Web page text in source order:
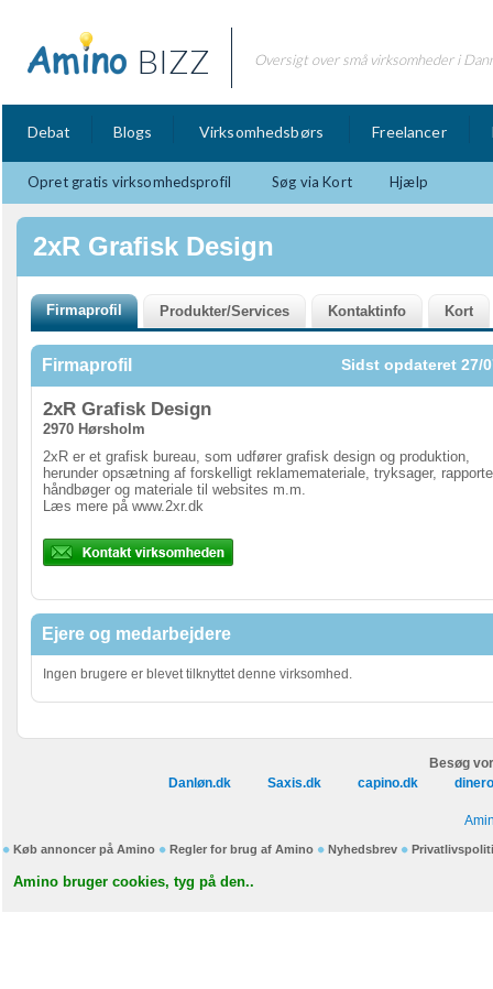
BIZZ Oversigt over små virksomheder i
Debat Blogs Virksomhedsbørs Freelancer
Opret gratis virksomhedsprofil Søg via Kort Hjælp
2xR Grafisk Design
Firmaprofil Sidst opdateret 27/
2xR Grafisk Design
2970 Hørsholm
2xR er et grafisk bureau, som udfører grafisk design og produktion,
herunder opsætning af forskelligt reklamemateriale, tryksager,
håndbøger og materiale til websites m.m.
Læs mere på www.2xr.dk
Ejere og medarbejdere
Ingen brugere er blevet tilknyttet denne virksomhed.
Besøg
Danløn.dk
Saxis.dk capino.dk
Køb annoncer på Amino Regler for brug af Amino Nyhedsbrev
Amino bruger cookies, tyg på den..